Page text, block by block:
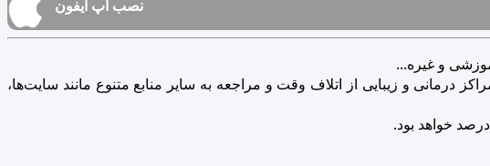
نصب اپ آیفون
و غیره...
درمانی و زیبایی از اتلاف وقت و مراجعه به سایر منابع متنوع مانند سایت‌ها،